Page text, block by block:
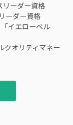
リーダー資格
ーダー資格
イエローベル
クオリティマネー